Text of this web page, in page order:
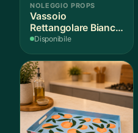
NOLEGGIO PROPS
Vassoio
Rettangolare Bianco
per Scenografie
Disponibile